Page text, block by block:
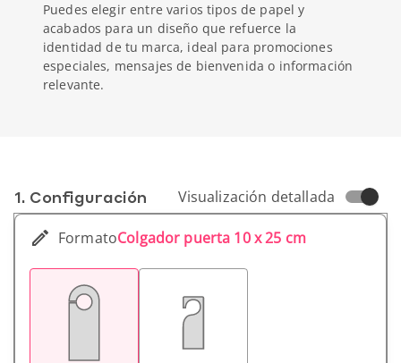
Puedes elegir entre varios tipos de papel y
acabados para un diseño que refuerce la
identidad de tu marca, ideal para promociones
especiales, mensajes de bienvenida o información
relevante.
1. Conf­iguración Visualización detallada
FormatoColgador puerta 10 x 25 cm